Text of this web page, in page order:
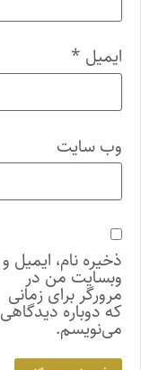
ایمیل *
وب‌ سایت
ذخیره نام، ایمیل و
وبسایت من در
مرورگر برای زمانی
که دوباره دیدگاهی
می‌نویسم.